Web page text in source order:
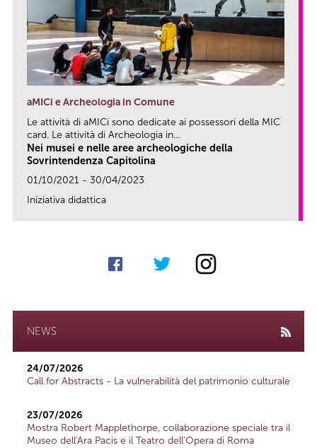
aMICi e Archeologia in Comune
Le attività di aMICi sono dedicate ai possessori della MIC
card. Le attività di Archeologia in...
Nei musei e nelle aree archeologiche della
Sovrintendenza Capitolina
01/10/2021 - 30/04/2023
Iniziativa didattica
NEWS
24/07/2026
Call for Abstracts - La vulnerabilità del patrimonio culturale
23/07/2026
Mostra Robert Mapplethorpe, collaborazione speciale tra il
Museo dell'Ara Pacis e il Teatro dell'Opera di Roma